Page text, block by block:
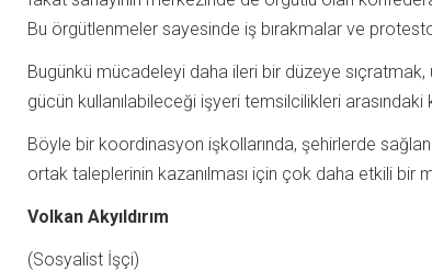
Bu örgütlenmeler sayesinde iş bırakmalar ve
Bugünkü mücadeleyi daha ileri bir düzeye
gücün kullanılabileceği işyeri temsilcilikleri
Böyle bir koordinasyon işkollarında, şehirlerde
ortak taleplerinin kazanılması için çok daha etkili bir
Volkan Akyıldırım
(Sosyalist İşçi)